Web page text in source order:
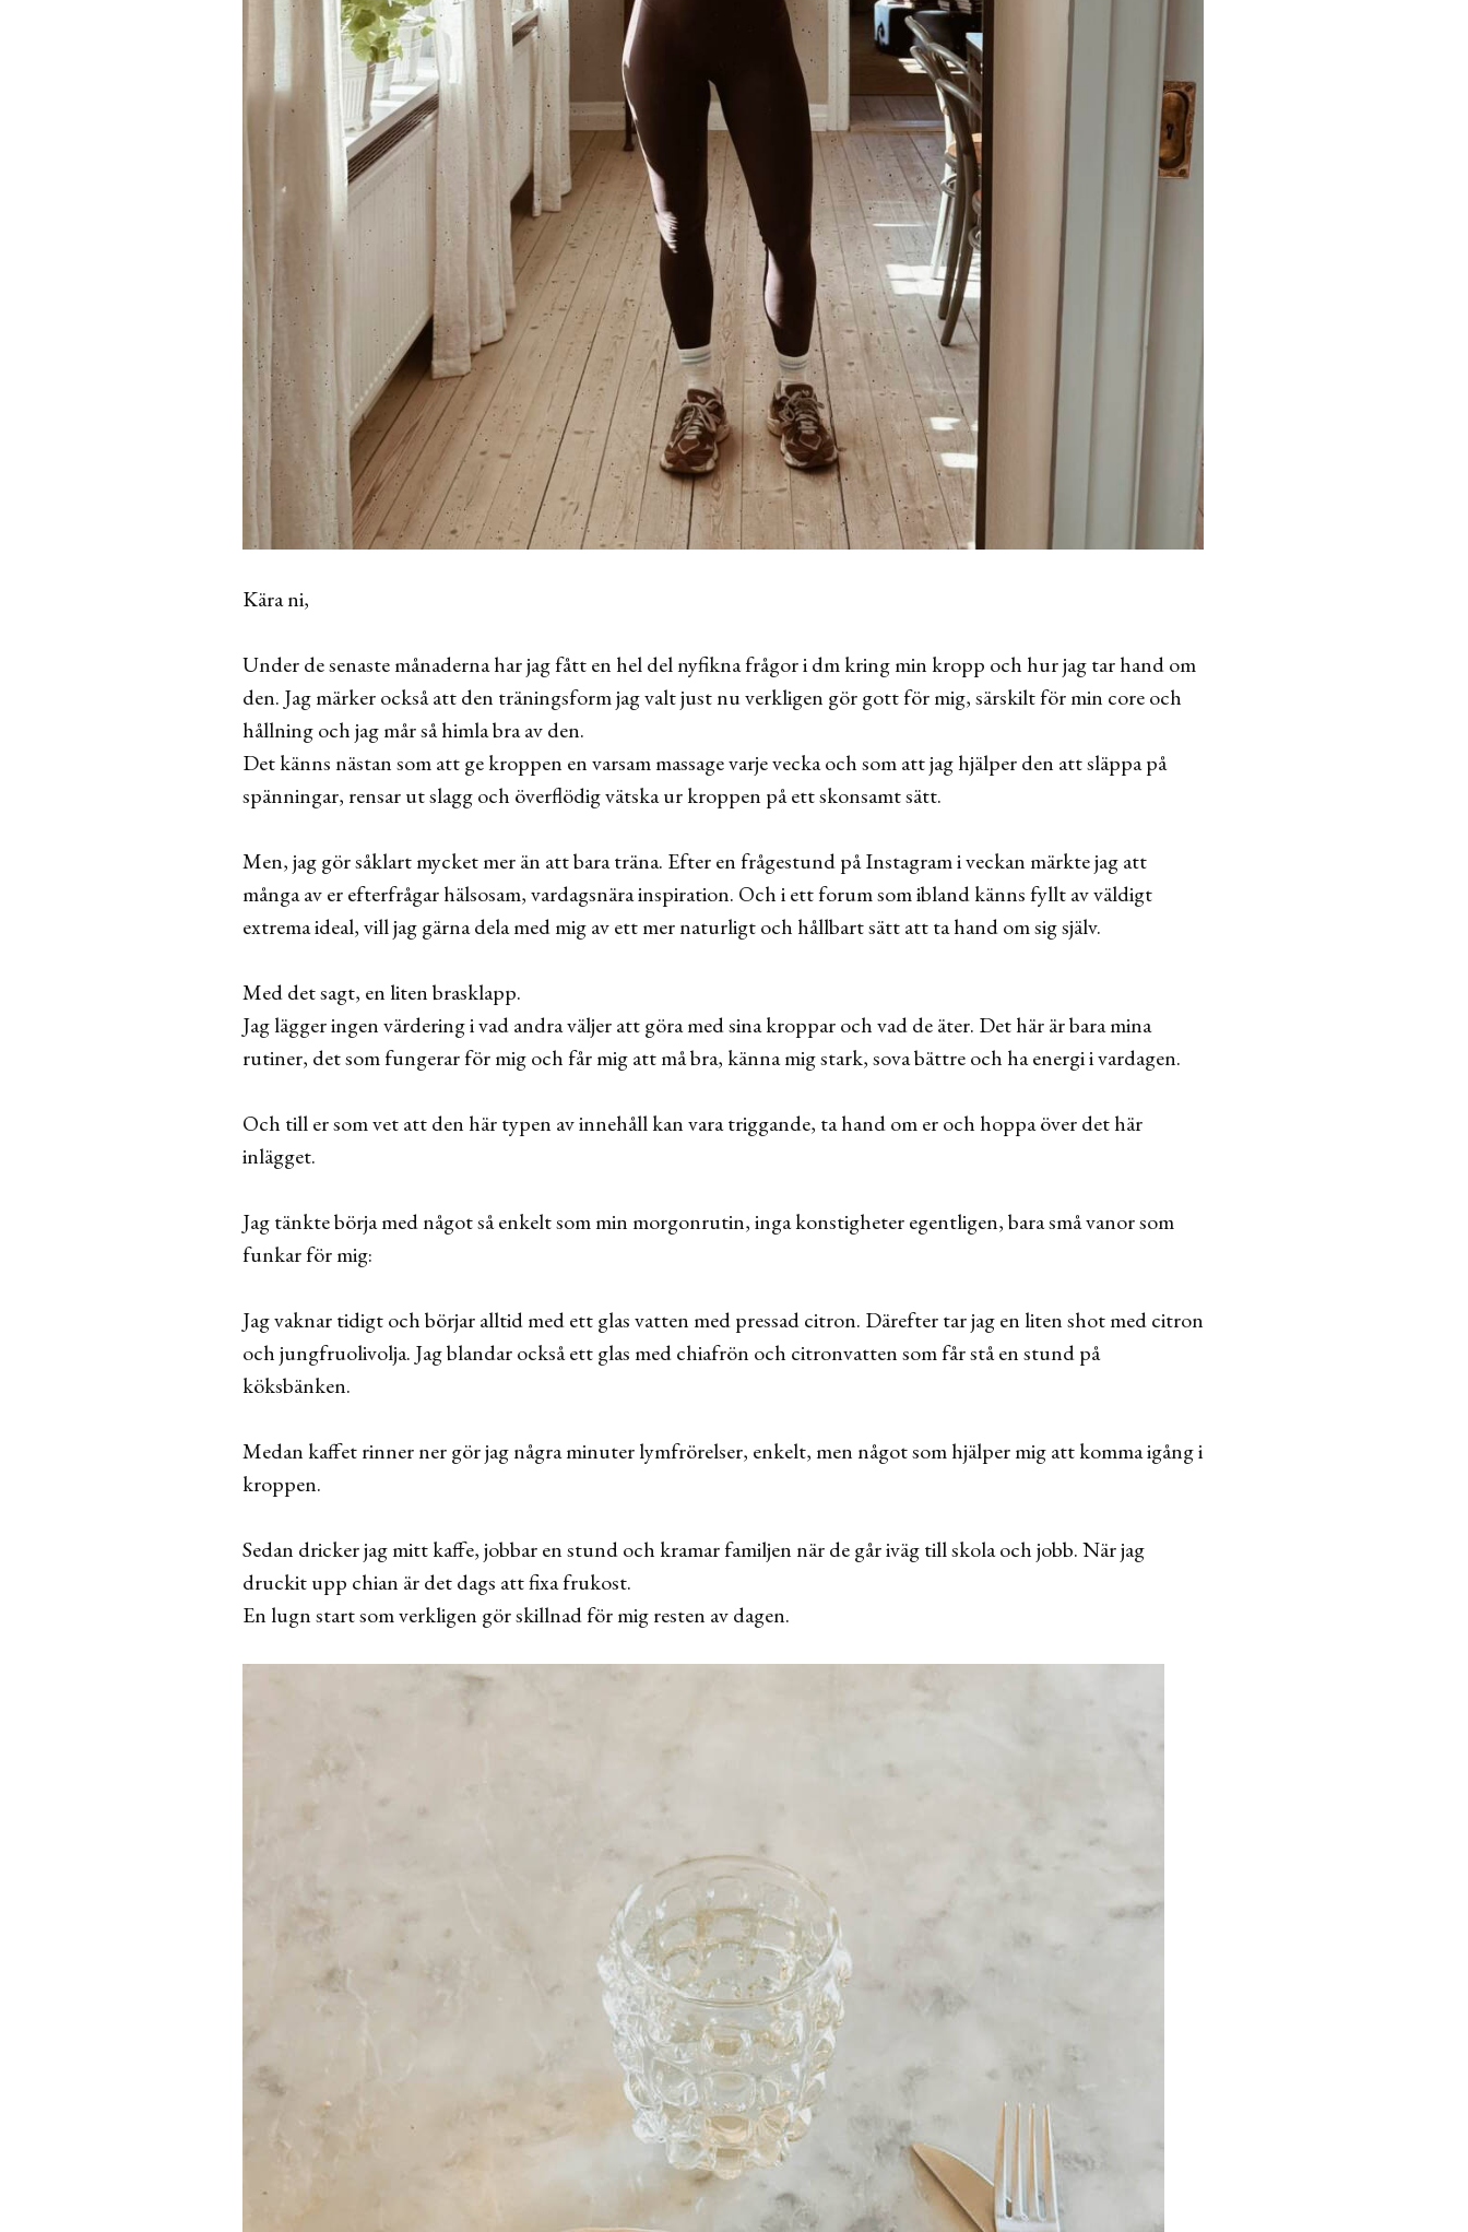
Kära ni,
Under de senaste månaderna har jag fått en hel del nyfikna frågor i dm kring min kropp och hur jag tar hand om
den. Jag märker också att den träningsform jag valt just nu verkligen gör gott för mig, särskilt för min core och
hållning och jag mår så himla bra av den.
Det känns nästan som att ge kroppen en varsam massage varje vecka och som att jag hjälper den att släppa på
spänningar, rensar ut slagg och överflödig vätska ur kroppen på ett skonsamt sätt.
Men, jag gör såklart mycket mer än att bara träna. Efter en frågestund på Instagram i veckan märkte jag att
många av er efterfrågar hälsosam, vardagsnära inspiration. Och i ett forum som ibland känns fyllt av väldigt
extrema ideal, vill jag gärna dela med mig av ett mer naturligt och hållbart sätt att ta hand om sig själv.
Med det sagt, en liten brasklapp.
Jag lägger ingen värdering i vad andra väljer att göra med sina kroppar och vad de äter. Det här är bara mina
rutiner, det som fungerar för mig och får mig att må bra, känna mig stark, sova bättre och ha energi i vardagen.
Och till er som vet att den här typen av innehåll kan vara triggande, ta hand om er och hoppa över det här
inlägget.
Jag tänkte börja med något så enkelt som min morgonrutin, inga konstigheter egentligen, bara små vanor som
funkar för mig:
Jag vaknar tidigt och börjar alltid med ett glas vatten med pressad citron. Därefter tar jag en liten shot med citron
och jungfruolivolja. Jag blandar också ett glas med chiafrön och citronvatten som får stå en stund på
köksbänken.
Medan kaffet rinner ner gör jag några minuter lymfrörelser, enkelt, men något som hjälper mig att komma igång i
kroppen.
Sedan dricker jag mitt kaffe, jobbar en stund och kramar familjen när de går iväg till skola och jobb. När jag
druckit upp chian är det dags att fixa frukost.
En lugn start som verkligen gör skillnad för mig resten av dagen.